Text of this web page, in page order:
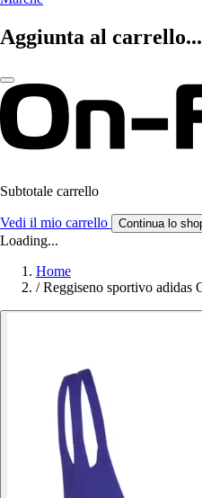
Aggiunta al carrello...
Subtotale carrello
Vedi il mio carrello Continua lo
Loading...
Home
/ Reggiseno sportivo